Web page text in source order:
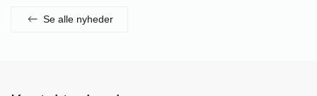
Se alle nyheder